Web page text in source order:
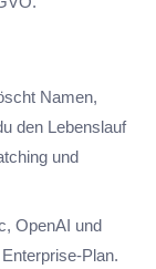
Namen,
den Lebenslauf
und
OpenAI und
Plan.